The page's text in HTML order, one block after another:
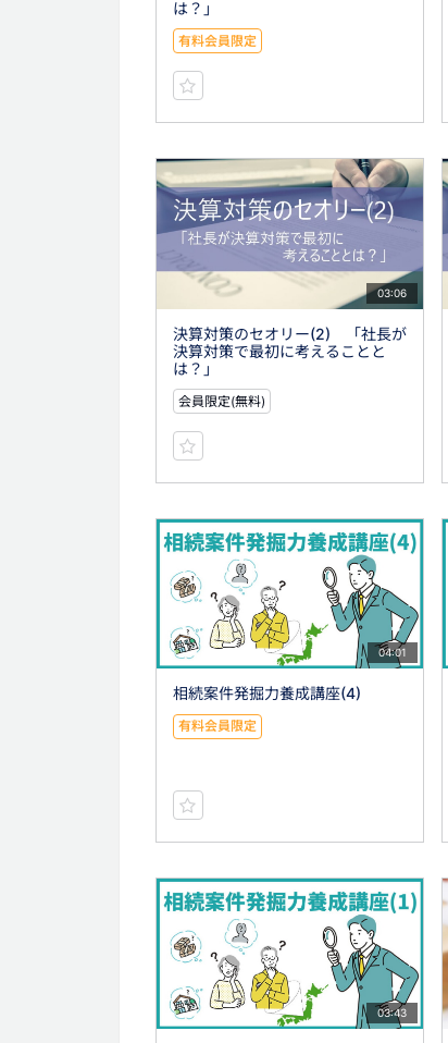
は？」
有料会員限定
03:06
決算対策のセオリー(2) 「社長が
決算対策で最初に考えることと
は？」
会員限定(無料)
04:01
相続案件発掘力養成講座(4)
有料会員限定
03:43